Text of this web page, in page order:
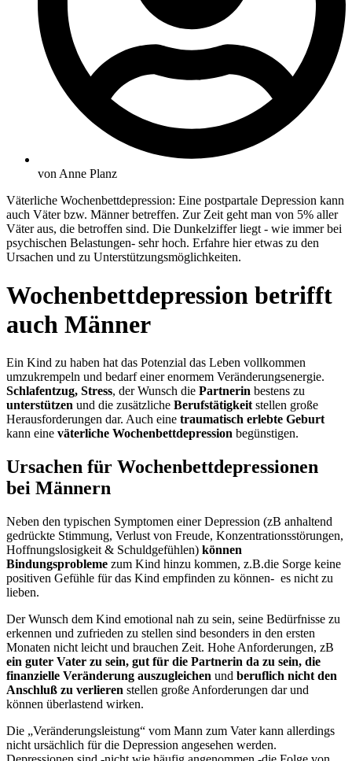
von Anne Planz
Väterliche Wochenbettdepression: Eine postpartale Depression kann
auch Väter bzw. Männer betreffen. Zur Zeit geht man von 5% aller
Väter aus, die betroffen sind. Die Dunkelziffer liegt - wie immer bei
psychischen Belastungen- sehr hoch. Erfahre hier etwas zu den
Ursachen und zu Unterstützungsmöglichkeiten.
Wochenbettdepression betrifft
auch Männer
Ein Kind zu haben hat das Potenzial das Leben vollkommen
umzukrempeln und bedarf einer enormem Veränderungsenergie.
Schlafentzug, Stress, der Wunsch die Partnerin bestens zu
unterstützen und die zusätzliche Berufstätigkeit stellen große
Herausforderungen dar. Auch eine traumatisch erlebte Geburt
kann eine väterliche Wochenbettdepression begünstigen.
Ursachen für Wochenbettdepressionen
bei Männern
Neben den typischen Symptomen einer Depression (zB anhaltend
gedrückte Stimmung, Verlust von Freude, Konzentrationsstörungen,
Hoffnungslosigkeit & Schuldgefühlen) können
Bindungsprobleme zum Kind hinzu kommen, z.B.die Sorge keine
positiven Gefühle für das Kind empfinden zu können- es nicht zu
lieben.
Der Wunsch dem Kind emotional nah zu sein, seine Bedürfnisse zu
erkennen und zufrieden zu stellen sind besonders in den ersten
Monaten nicht leicht und brauchen Zeit. Hohe Anforderungen, zB
ein guter Vater zu sein, gut für die Partnerin da zu sein, die
finanzielle Veränderung auszugleichen und beruflich nicht den
Anschluß zu verlieren stellen große Anforderungen dar und
können überlastend wirken.
Die „Veränderungsleistung“ vom Mann zum Vater kann allerdings
nicht ursächlich für die Depression angesehen werden.